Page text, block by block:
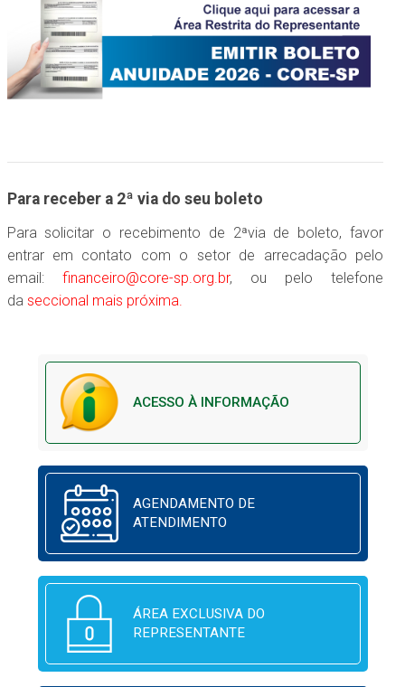
Para receber a 2ª via do seu boleto
Para solicitar o recebimento de 2ªvia de boleto, favor
entrar em contato com o setor de arrecadação pelo
email: financeiro@core-sp.org.br, ou pelo telefone
da seccional mais próxima.
ACESSO À INFORMAÇÃO
AGENDAMENTO DE
ATENDIMENTO
ÁREA EXCLUSIVA DO
REPRESENTANTE